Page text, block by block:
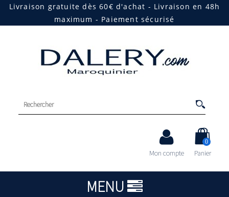
Livraison gratuite dès 60€ d'achat - Livraison en 48h
maximum - Paiement sécurisé
0
Panier
Mon compte
MENU